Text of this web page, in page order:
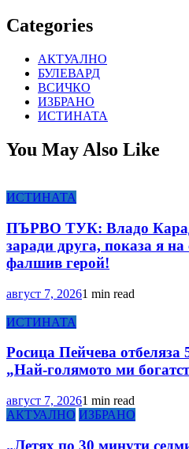
Categories
АКТУАЛНО
БУЛЕВАРД
ВСИЧКО
ИЗБРАНО
ИСТИНАТА
You May Also Like
ИСТИНАТА
ПЪРВО ТУК: Владо
заради друга, показа я
фалшив герой!
август 7, 20261 min read
ИСТИНАТА
Росица Пейчева отбеляза
„Най-голямото ми
август 7, 20261 min read
АКТУАЛНО ИЗБРАНО
„Летях по 30 минути